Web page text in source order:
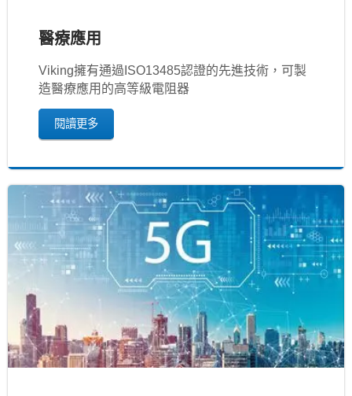
醫療應用
Viking擁有通過ISO13485認證的先進技術，可製
造醫療應用的高等級電阻器
閱讀更多